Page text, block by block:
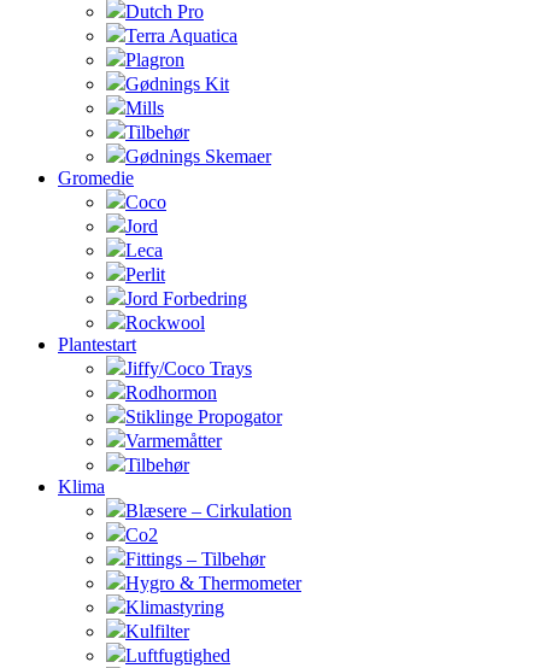
Dutch Pro
Terra Aquatica
Plagron
Gødnings Kit
Mills
Tilbehør
Gødnings Skemaer
Gromedie
Coco
Jord
Leca
Perlit
Jord Forbedring
Rockwool
Plantestart
Jiffy/Coco Trays
Rodhormon
Stiklinge Propogator
Varmemåtter
Tilbehør
Klima
Blæsere – Cirkulation
Co2
Fittings – Tilbehør
Hygro & Thermometer
Klimastyring
Kulfilter
Luftfugtighed